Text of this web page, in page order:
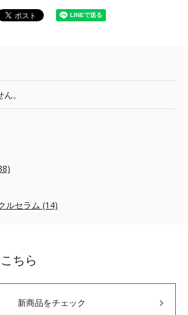
。
ルセラム (14)
ちら
新商品をチェック